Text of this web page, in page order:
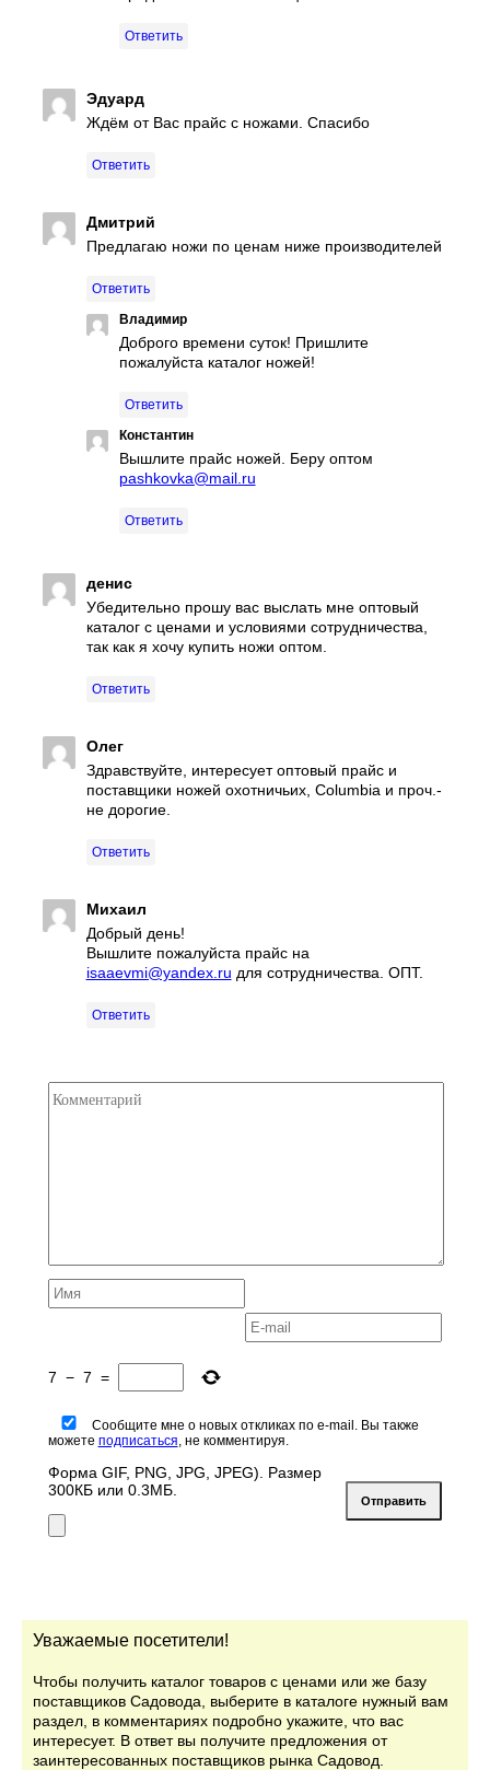
Ответить
Эдуард
Ждём от Вас прайс с ножами. Спасибо
Ответить
Дмитрий
Предлагаю ножи по ценам ниже производителей
Ответить
Владимир
Доброго времени суток! Пришлите
пожалуйста каталог ножей!
Ответить
Константин
Вышлите прайс ножей. Беру оптом
pashkovka@mail.ru
Ответить
денис
Убедительно прошу вас выслать мне оптовый
каталог с ценами и условиями сотрудничества,
так как я хочу купить ножи оптом.
Ответить
Олег
Здравствуйте, интересует оптовый прайс и
поставщики ножей охотничьих, Columbia и проч.-
не дорогие.
Ответить
Михаил
Добрый день!
Вышлите пожалуйста прайc на
isaaevmi@yandex.ru для сотрудничества. ОПТ.
Ответить
7 − 7 =
Сообщите мне о новых откликах по e-mail. Вы также
можете подписаться, не комментируя.
Форма GIF, PNG, JPG, JPEG). Размер
300КБ или 0.3МБ.
Уважаемые посетители!
Чтобы получить каталог товаров с ценами или же базу
поставщиков Садовода, выберите в каталоге нужный вам
раздел, в комментариях подробно укажите, что вас
интересует. В ответ вы получите предложения от
заинтересованных поставщиков рынка Садовод.